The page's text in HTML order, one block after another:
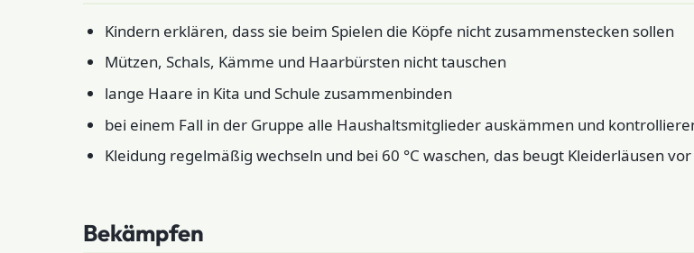
Kindern erklären, dass sie beim Spielen die Köpfe nicht zusammenstecken sollen
Mützen, Schals, Kämme und Haarbürsten nicht tauschen
lange Haare in Kita und Schule zusammenbinden
bei einem Fall in der Gruppe alle Haushaltsmitglieder auskämmen und
Kleidung regelmäßig wechseln und bei 60 °C waschen, das beugt Kleiderläusen vor
Bekämpfen